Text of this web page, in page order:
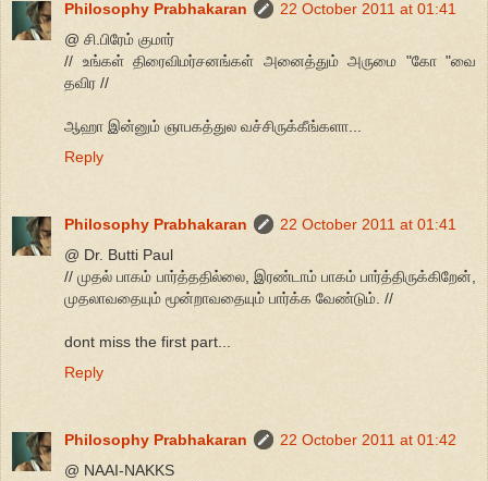
Philosophy Prabhakaran
22 October 2011 at 01:41
@ சி.பிரேம் குமார்
// உங்கள் திரைவிமர்சனங்கள் அனைத்தும் அருமை "கோ "வை
தவிர //
ஆஹா இன்னும் ஞாபகத்துல வச்சிருக்கீங்களா...
Reply
Philosophy Prabhakaran
22 October 2011 at 01:41
@ Dr. Butti Paul
// முதல் பாகம் பார்த்ததில்லை, இரண்டாம் பாகம் பார்த்திருக்கிறேன்,
முதலாவதையும் மூன்றாவதையும் பார்க்க வேண்டும். //
dont miss the first part...
Reply
Philosophy Prabhakaran
22 October 2011 at 01:42
@ NAAI-NAKKS